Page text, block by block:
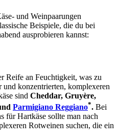
und Weinpaarungen
Beispiele, die du bei
ausprobieren kannst:
Reife an Feuchtigkeit, was zu
konzentrierten, komplexeren
sind Cheddar, Gruyère,
Parmigiano Reggiano*. Bei
für Hartkäse sollte man nach
Rotweinen suchen, die ein